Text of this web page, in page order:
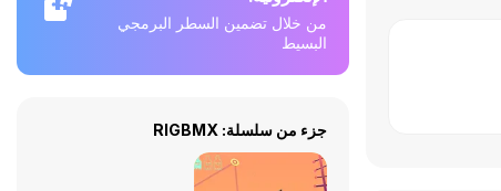
من خلال تضمين السطر البرمجي
البسيط
جزء من سلسلة: RIGBMX